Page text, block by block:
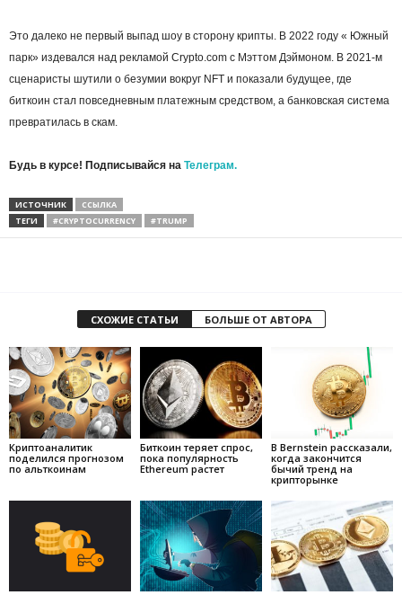
Это далеко не первый выпад шоу в сторону крипты. В 2022 году « Южный
парк» издевался над рекламой Crypto.com с Мэттом Дэймоном. В 2021-м
сценаристы шутили о безумии вокруг NFT и показали будущее, где
биткоин стал повседневным платежным средством, а банковская система
превратилась в скам.
Будь в курсе! Подписывайся на Телеграм.
ИСТОЧНИК
ССЫЛКА
ТЕГИ
#CRYPTOCURRENCY #TRUMP
СХОЖИЕ СТАТЬИ БОЛЬШЕ ОТ АВТОРА
Криптоаналитик
поделился прогнозом
по альткоинам
Биткоин теряет спрос,
пока популярность
Ethereum растет
В Bernstein рассказали,
когда закончится
бычий тренд на
крипторынке